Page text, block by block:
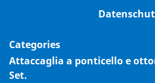
Categories
Attaccaglia a ponticello e
Set.